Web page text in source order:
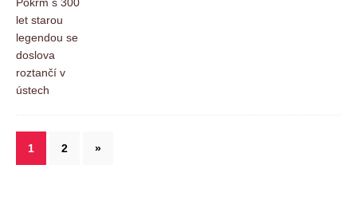
1 2 »